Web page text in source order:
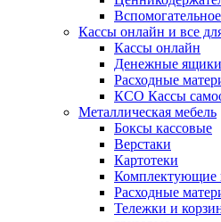
Кассы онлайн и все
Кассы онлайн
Денежные ящики
Расходные
КСО Кассы
Металлическая мебель
Боксы кассовые
Верстаки
Картотеки
Комплектующие
Расходные
Тележки и